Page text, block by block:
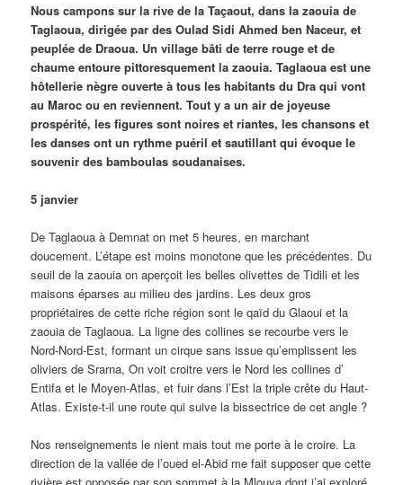
Nous campons sur la rive de la Taçaout, dans la zaouia de
Taglaoua, dirigée par des Oulad Sidi Ahmed ben Naceur, et
peuplée de Draoua. Un village bâti de terre rouge et de
chaume entoure pittoresquement la zaouia. Taglaoua est une
hôtellerie nègre ouverte à tous les habitants du Dra qui vont
au Maroc ou en reviennent. Tout y a un air de joyeuse
prospérité, les figures sont noires et riantes, les chansons et
les danses ont un rythme puéril et sautillant qui évoque le
souvenir des bamboulas soudanaises.
5 janvier
De Taglaoua à Demnat on met 5 heures, en marchant
doucement. L’étape est moins monotone que les précédentes. Du
seuil de la zaouia on aperçoit les belles olivettes de Tidili et les
maisons éparses au milieu des jardins. Les deux gros
propriétaires de cette riche région sont le qaïd du Glaoui et la
zaouia de Taglaoua. La ligne des collines se recourbe vers le
Nord-Nord-Est, formant un cirque sans issue qu’emplissent les
oliviers de Srarna, On voit croitre vers le Nord les collines d’
Entifa et le Moyen-Atlas, et fuir dans l’Est la triple crête du Haut-
Atlas. Existe-t-il une route qui suive la bissectrice de cet angle ?
Nos renseignements le nient mais tout me porte à le croire. La
direction de la vallée de l’oued el-Abid me fait supposer que cette